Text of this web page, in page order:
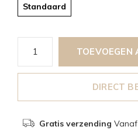
Standaard
TOEVOEGEN
DIRECT
Gratis verzending